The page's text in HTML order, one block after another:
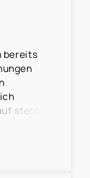
bereits
steht